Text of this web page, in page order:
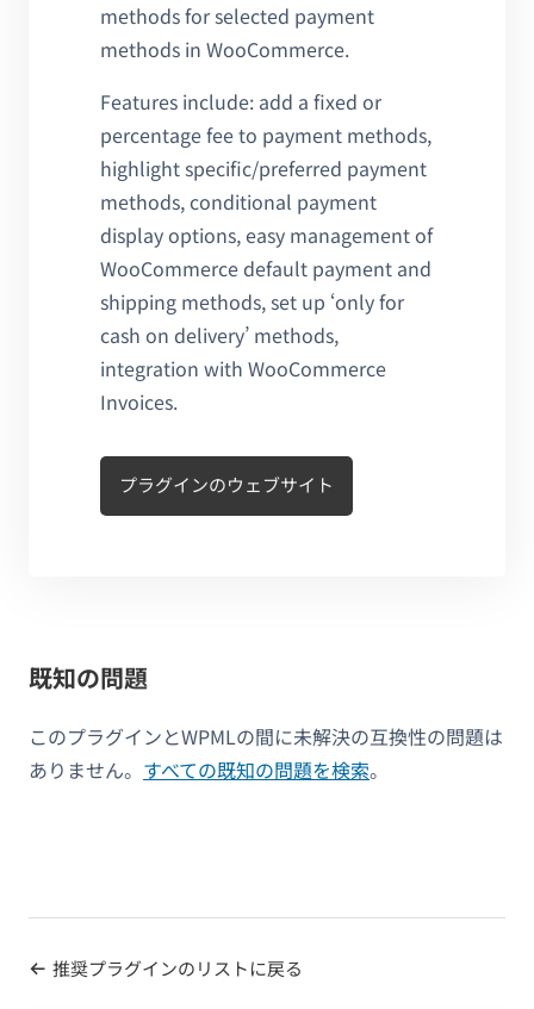
methods for selected payment
methods in WooCommerce.
Features include: add a fixed or
percentage fee to payment methods,
highlight specific/preferred payment
methods, conditional payment
display options, easy management of
WooCommerce default payment and
shipping methods, set up ‘only for
cash on delivery’ methods,
integration with WooCommerce
Invoices.
プラグインのウェブサイト
既知の問題
このプラグインとWPMLの間に未解決の互換性の問題は
ありません。 すべての既知の問題を検索。
推奨プラグインのリストに戻る